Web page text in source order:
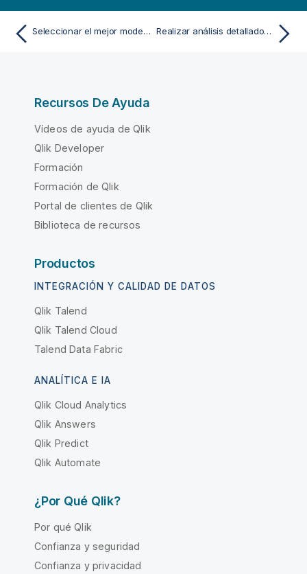
Seleccionar el mejor modelo para usted Realizar análisis detallados de un modelo
Recursos De Ayuda
Vídeos de ayuda de Qlik
Qlik Developer
Formación
Formación de Qlik
Portal de clientes de Qlik
Biblioteca de recursos
Productos
INTEGRACIÓN Y CALIDAD DE DATOS
Qlik Talend
Qlik Talend Cloud
Talend Data Fabric
ANALÍTICA E IA
Qlik Cloud Analytics
Qlik Answers
Qlik Predict
Qlik Automate
¿Por Qué Qlik?
Por qué Qlik
Confianza y seguridad
Confianza y privacidad